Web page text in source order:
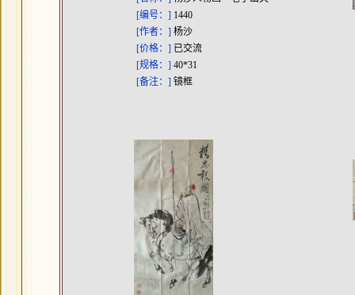
[编号：] 1440
[作者：] 杨沙
[价格：] 已交流
[规格：] 40*31
[备注：] 镜框